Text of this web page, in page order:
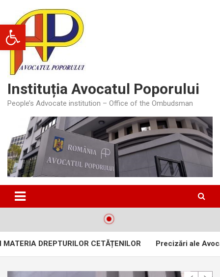
Deschide bara de unelte
content
Instituția Avocatul Poporului
People’s Advocate institution – Office of the Ombudsman
CETĂȚENILOR Precizări ale Avocatului